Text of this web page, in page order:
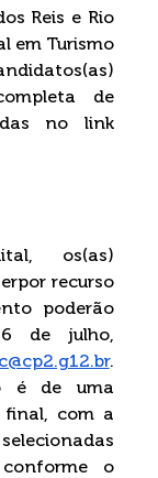
Reis e Rio
em Turismo
de
no link
os(as)
recurso
poderão
de julho,
.
é de uma
final, com a
o